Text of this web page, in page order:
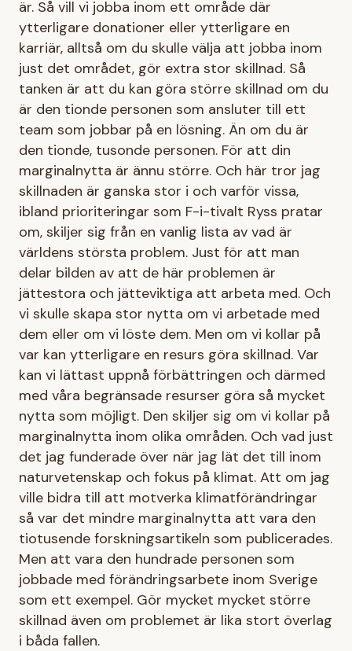
är. Så vill vi jobba inom ett område där
ytterligare donationer eller ytterligare en
karriär, alltså om du skulle välja att jobba inom
just det området, gör extra stor skillnad. Så
tanken är att du kan göra större skillnad om du
är den tionde personen som ansluter till ett
team som jobbar på en lösning. Än om du är
den tionde, tusonde personen. För att din
marginalnytta är ännu större. Och här tror jag
skillnaden är ganska stor i och varför vissa,
ibland prioriteringar som F-i-tivalt Ryss pratar
om, skiljer sig från en vanlig lista av vad är
världens största problem. Just för att man
delar bilden av att de här problemen är
jättestora och jätteviktiga att arbeta med. Och
vi skulle skapa stor nytta om vi arbetade med
dem eller om vi löste dem. Men om vi kollar på
var kan ytterligare en resurs göra skillnad. Var
kan vi lättast uppnå förbättringen och därmed
med våra begränsade resurser göra så mycket
nytta som möjligt. Den skiljer sig om vi kollar på
marginalnytta inom olika områden. Och vad just
det jag funderade över när jag lät det till inom
naturvetenskap och fokus på klimat. Att om jag
ville bidra till att motverka klimatförändringar
så var det mindre marginalnytta att vara den
tiotusende forskningsartikeln som publicerades.
Men att vara den hundrade personen som
jobbade med förändringsarbete inom Sverige
som ett exempel. Gör mycket mycket större
skillnad även om problemet är lika stort överlag
i båda fallen.